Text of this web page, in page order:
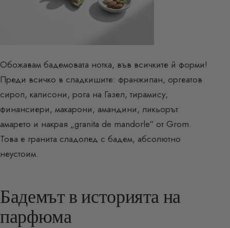
Обожавам бадемовата нотка, във всичките й форми!
Преди всичко в сладкишите: франжипан, оргеатов
сироп, калисони, рога на Газел, тирамису,
финансиери, макарони, амандини, ликьорът
амарето и накрая „granita de mandorle“ от Grom.
Това е гранита сладолед с бадем, абсолютно
неустоим.
Бадемът в историята на
парфюма